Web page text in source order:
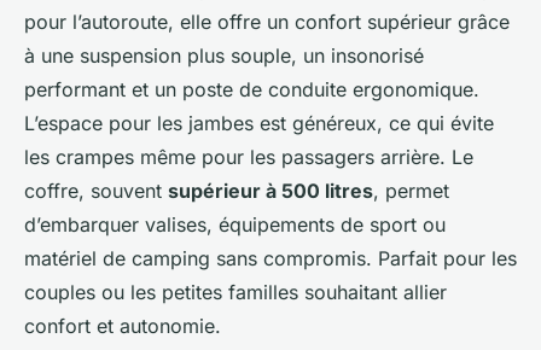
pour l’autoroute, elle offre un confort supérieur grâce
à une suspension plus souple, un insonorisé
performant et un poste de conduite ergonomique.
L’espace pour les jambes est généreux, ce qui évite
les crampes même pour les passagers arrière. Le
coffre, souvent supérieur à 500 litres, permet
d’embarquer valises, équipements de sport ou
matériel de camping sans compromis. Parfait pour les
couples ou les petites familles souhaitant allier
confort et autonomie.